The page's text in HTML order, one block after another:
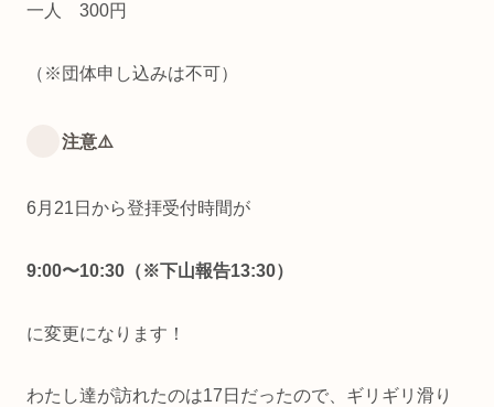
一人 300円
（※団体申し込みは不可）
注意⚠️
6月21日から登拝受付時間が
9:00〜10:30（※下山報告13:30）
に変更になります！
わたし達が訪れたのは17日だったので、ギリギリ滑り